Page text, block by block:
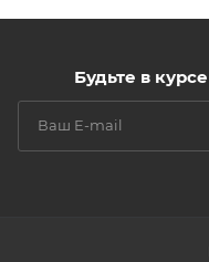
Будьте в